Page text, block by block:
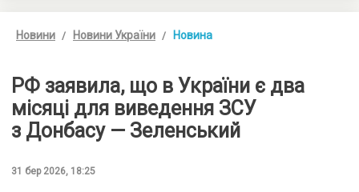
Новини Новини України Новина
РФ заявила, що в України є два
місяці для виведення ЗСУ
з Донбасу — Зеленський
31 бер 2026, 18:25